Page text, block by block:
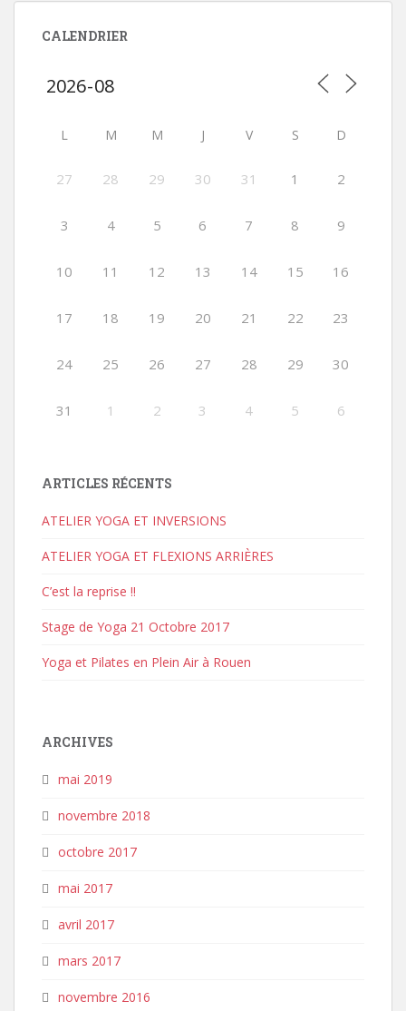
l’article
CALENDRIER
L M M J V S D
27 28 29 30 31 1 2
3 4 5 6 7 8 9
10 11 12 13 14 15 16
17 18 19 20 21 22 23
24 25 26 27 28 29 30
31 1 2 3 4 5 6
ARTICLES RÉCENTS
ATELIER YOGA ET INVERSIONS
ATELIER YOGA ET FLEXIONS ARRIÈRES
C’est la reprise !!
Stage de Yoga 21 Octobre 2017
Yoga et Pilates en Plein Air à Rouen
ARCHIVES
mai 2019
novembre 2018
octobre 2017
mai 2017
avril 2017
mars 2017
novembre 2016